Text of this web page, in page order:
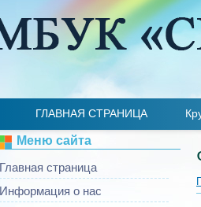
ГЛАВНАЯ СТРАНИЦА
Меню сайта
Главная страница
Информация о нас